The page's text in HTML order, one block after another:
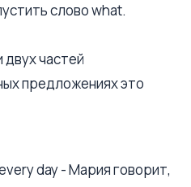
слово what.
двух частей
предложениях это
day - Мария говорит,